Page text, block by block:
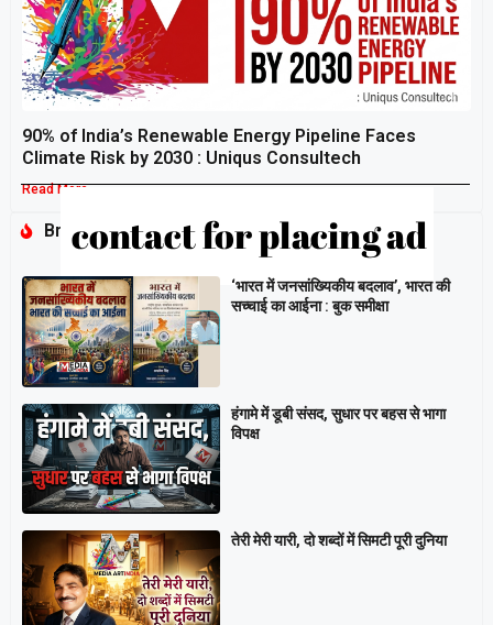
90% of India’s Renewable Energy Pipeline Faces
Climate Risk by 2030 : Uniqus Consultech
Read More »
Breaking
‘भारत में जनसांख्यिकीय बदलाव’, भारत की
सच्चाई का आईना : बुक समीक्षा
हंगामे में डूबी संसद, सुधार पर बहस से भागा
विपक्ष
तेरी मेरी यारी, दो शब्दों में सिमटी पूरी दुनिया